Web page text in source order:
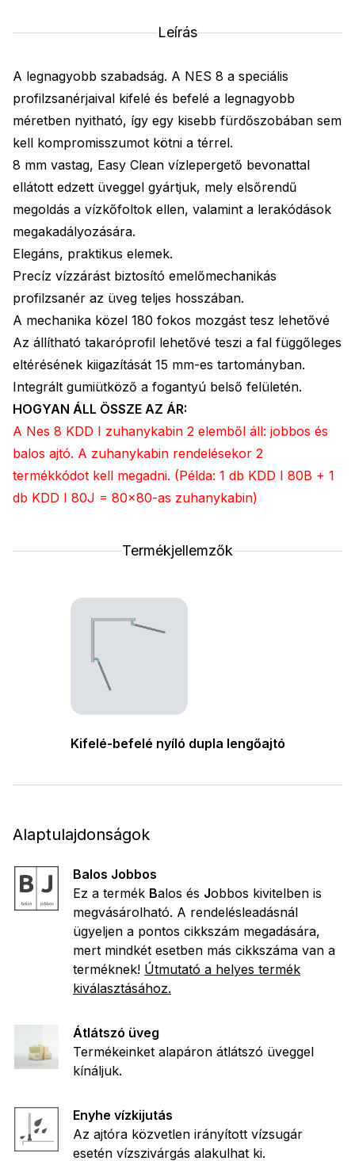
Leírás
A legnagyobb szabadság. A NES 8 a speciális
profilzsanérjaival kifelé és befelé a legnagyobb
méretben nyitható, így egy kisebb fürdőszobában sem
kell kompromisszumot kötni a térrel.
8 mm vastag, Easy Clean vízlepergető bevonattal
ellátott edzett üveggel gyártjuk, mely elsőrendű
megoldás a vízkőfoltok ellen, valamint a lerakódások
megakadályozására.
Elegáns, praktikus elemek.
Precíz vízzárást biztosító emelőmechanikás
profilzsanér az üveg teljes hosszában.
A mechanika közel 180 fokos mozgást tesz lehetővé
Az állítható takaróprofil lehetővé teszi a fal függőleges
eltérésének kiigazítását 15 mm-es tartományban.
Integrált gumiütköző a fogantyú belső felületén.
HOGYAN ÁLL ÖSSZE AZ ÁR:
A Nes 8 KDD I zuhanykabin 2 elemből áll: jobbos és
balos ajtó. A zuhanykabin rendelésekor 2
termékkódot kell megadni. (Példa: 1 db KDD I 80B + 1
db KDD I 80J = 80x80-as zuhanykabin)
Termékjellemzők
Kifelé-befelé nyíló dupla lengőajtó
Alaptulajdonságok
Balos Jobbos
Ez a termék Balos és Jobbos kivitelben is
megvásárolható. A rendelésleadásnál
ügyeljen a pontos cikkszám megadására,
mert mindkét esetben más cikkszáma van a
terméknek! Útmutató a helyes termék
kiválasztásához.
Átlátszó üveg
Termékeinket alapáron átlátszó üveggel
kínáljuk.
Enyhe vízkijutás
Az ajtóra közvetlen irányított vízsugár
esetén vízszivárgás alakulhat ki.